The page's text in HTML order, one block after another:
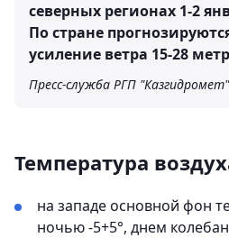
северных регионах 1-2
По стране
усиление ветра 15-28
Пресс-служба РГП "Казгидромет"
Температура
на западе основной фон
ночью -5+5°, днем